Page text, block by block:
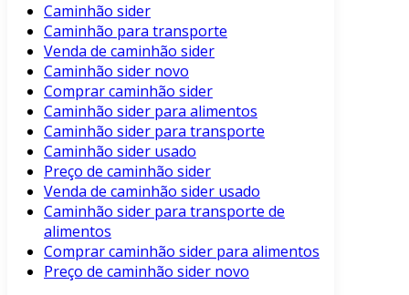
Caminhão sider
Caminhão para transporte
Venda de caminhão sider
Caminhão sider novo
Comprar caminhão sider
Caminhão sider para alimentos
Caminhão sider para transporte
Caminhão sider usado
Preço de caminhão sider
Venda de caminhão sider usado
Caminhão sider para transporte de
alimentos
Comprar caminhão sider para alimentos
Preço de caminhão sider novo